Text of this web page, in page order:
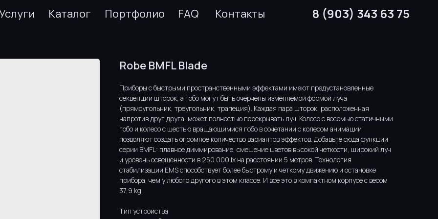
Каталог Портфолио FAQ Контакты 8 (903) 343 63 75
Robe BMFL Blade
Приборы с быстрыми пространственными эффектами имеют предустановленные
секвенции шторок, а гобо могут быть очерчены изменяемой формой луча
(прямоугольник, треугольник, трапеция). Каждая пара шторок, расположенная
напротив друг друга, может полностью перекрывать луч. Колесо с восемью статичными
гобо и колесо с шестью вращающимися гобо в сочетании с колесом анимации
позволяют создать огромное количество вариантов эффектов. Добавьте сюда функции
серии BMFL: плавное диммирование, смешение цветов высокой четкости, широкий луч
и уровень освещенности в 250 000 lx на расстоянии 5 метров. Технология
стабилизации EMS способствует более быстрому и четкому движению и остановке
прибора, чем у любого другого в этом классе. И все это в компактном корпусе с весом
37,9 kg.
Тип устройства